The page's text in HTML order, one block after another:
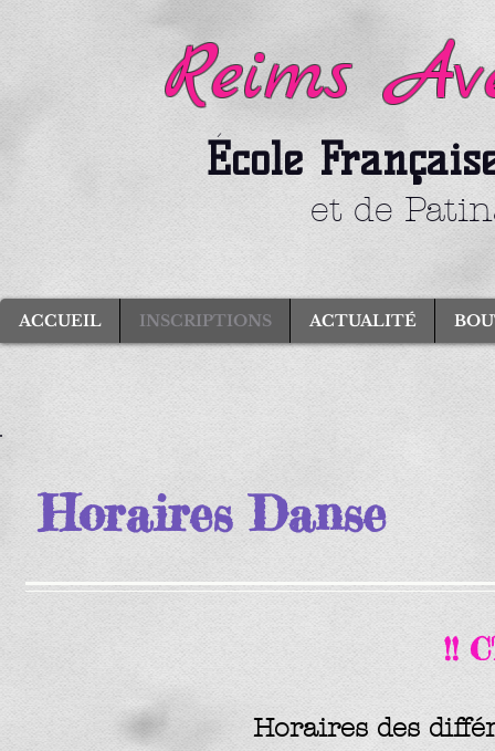
Reims
École
et de
ACCUEIL INSCRIPTIONS ACTUALITÉ
Horaires Danse
!!
Horaires des